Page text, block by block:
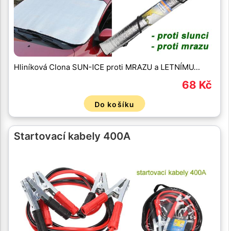
Hliníková Clona SUN-ICE proti MRAZU a LETNÍMU…
68 Kč
Do košíku
Startovací kabely 400A